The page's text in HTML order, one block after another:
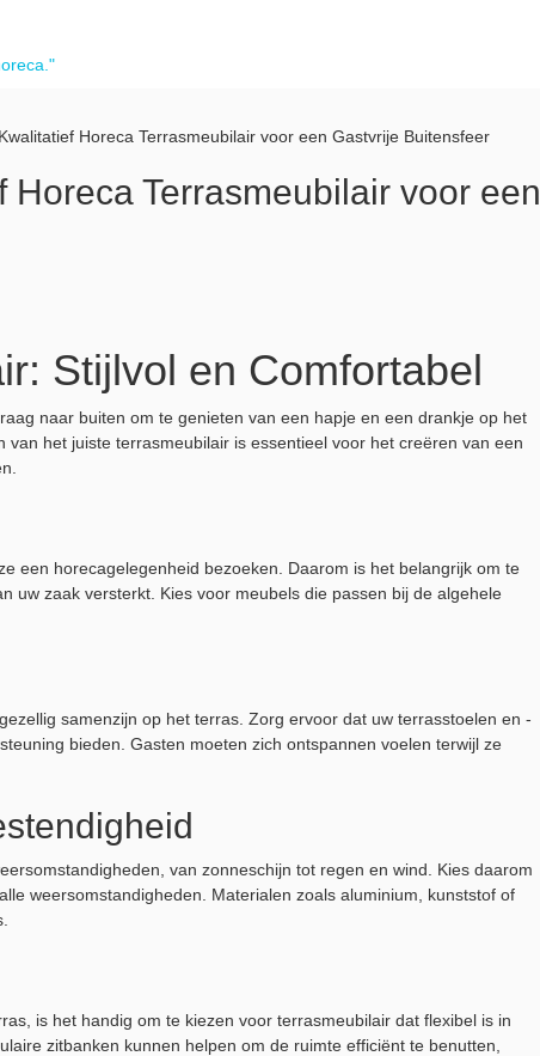
Horeca Terrasmeubilair voor een Gastvrije Buitensfeer
Terrasmeubilair voor een
Stijlvol en Comfortabel
naar buiten om te genieten van een hapje en een drankje op het
het juiste terrasmeubilair is essentieel voor het creëren van een
een horecagelegenheid bezoeken. Daarom is het belangrijk om te
uw zaak versterkt. Kies voor meubels die passen bij de algehele
samenzijn op het terras. Zorg ervoor dat uw terrasstoelen en -
bieden. Gasten moeten zich ontspannen voelen terwijl ze
van zonneschijn tot regen en wind. Kies daarom
weersomstandigheden. Materialen zoals aluminium, kunststof of
is het handig om te kiezen voor terrasmeubilair dat flexibel is in
zitbanken kunnen helpen om de ruimte efficiënt te benutten,